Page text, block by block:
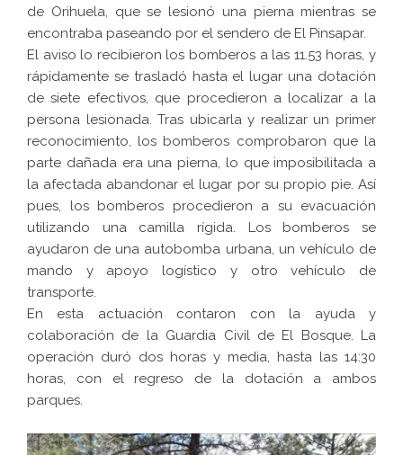
de Orihuela, que se lesionó una pierna mientras se
encontraba paseando por el sendero de El Pinsapar.
El aviso lo recibieron los bomberos a las 11.53 horas, y
rápidamente se trasladó hasta el lugar una dotación
de siete efectivos, que procedieron a localizar a la
persona lesionada. Tras ubicarla y realizar un primer
reconocimiento, los bomberos comprobaron que la
parte dañada era una pierna, lo que imposibilitada a
la afectada abandonar el lugar por su propio pie. Así
pues, los bomberos procedieron a su evacuación
utilizando una camilla rígida. Los bomberos se
ayudaron de una autobomba urbana, un vehículo de
mando y apoyo logístico y otro vehículo de
transporte.
En esta actuación contaron con la ayuda y
colaboración de la Guardia Civil de El Bosque. La
operación duró dos horas y media, hasta las 14:30
horas, con el regreso de la dotación a ambos
parques.